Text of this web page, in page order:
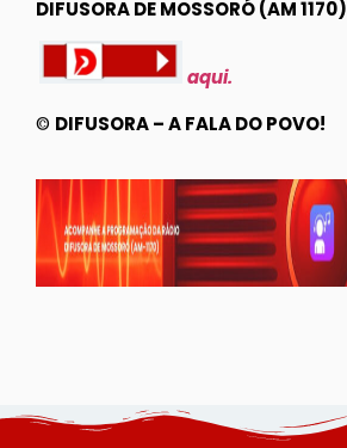
DIFUSORA DE MOSSORÓ (AM 1170)
aqui.
© DIFUSORA – A FALA DO POVO!